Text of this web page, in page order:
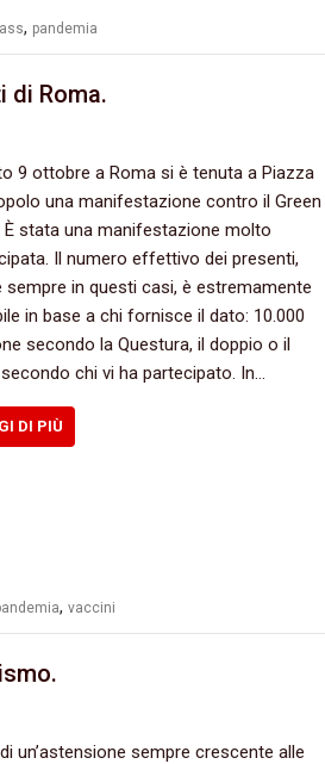
, pandemia
di Roma.
9 ottobre a Roma si è tenuta a Piazza
una manifestazione contro il Green
È stata una manifestazione molto
Il numero effettivo dei presenti,
sempre in questi casi, è estremamente
in base a chi fornisce il dato: 10.000
secondo la Questura, il doppio o il
chi vi ha partecipato. In…
DI PIÙ
, vaccini
un’astensione sempre crescente alle